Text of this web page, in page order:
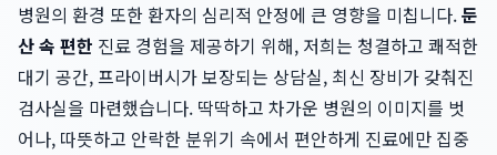
병원의 환경 또한 환자의 심리적 안정에 큰 영향을 미칩니다.둔
산 속 편한 진료 경험을 제공하기 위해, 저희는 청결하고 쾌적한
대기 공간, 프라이버시가 보장되는 상담실, 최신 장비가 갖춰진
검사실을 마련했습니다. 딱딱하고 차가운 병원의 이미지를 벗
어나, 따뜻하고 안락한 분위기 속에서 편안하게 진료에만 집중